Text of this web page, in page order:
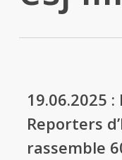
19.06.2025
Reporters
rassemble